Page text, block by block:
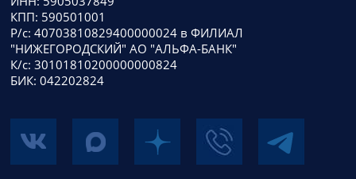
КПП: 590501001
Р/с: 40703810829400000024 в ФИЛИАЛ
"НИЖЕГОРОДСКИЙ" АО "АЛЬФА-БАНК"
К/с: 30101810200000000824
БИК: 042202824